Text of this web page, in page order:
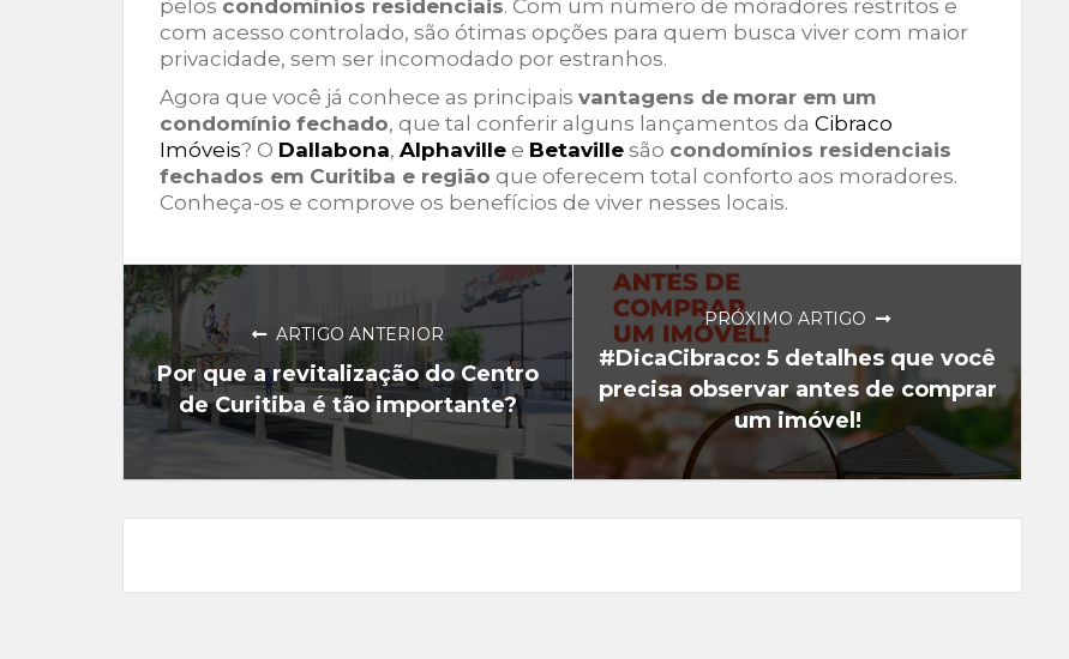
pelos condomínios residenciais. Com um número de moradores restritos e
com acesso controlado, são ótimas opções para quem busca viver com maior
privacidade, sem ser incomodado por estranhos.
Agora que você já conhece as principais vantagens de morar em um
condomínio fechado, que tal conferir alguns lançamentos da Cibraco
Imóveis? O Dallabona, Alphaville e Betaville são condomínios residenciais
fechados em Curitiba e região que oferecem total conforto aos moradores.
Conheça-os e comprove os benefícios de viver nesses locais.
ARTIGO ANTERIOR
Por que a revitalização do Centro
de Curitiba é tão importante?
PRÓXIMO ARTIGO
#DicaCibraco: 5 detalhes que você
precisa observar antes de comprar
um imóvel!